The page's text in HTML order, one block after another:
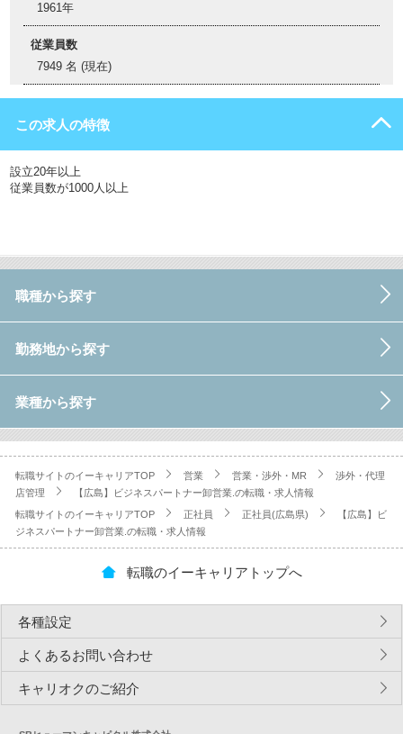
1961年
従業員数
7949 名 (現在)
この求人の特徴
設立20年以上
従業員数が1000人以上
職種から探す
勤務地から探す
業種から探す
転職サイトのイーキャリアTOP 営業 営業・渉外・MR
渉外・代理
店管理
【広島】ビジネスパートナー卸営業.の転職・求人情報
転職サイトのイーキャリアTOP 正社員 正社員(広島県)
【広島】ビ
ジネスパートナー卸営業.の転職・求人情報
転職のイーキャリアトップへ
各種設定
よくあるお問い合わせ
キャリオクのご紹介